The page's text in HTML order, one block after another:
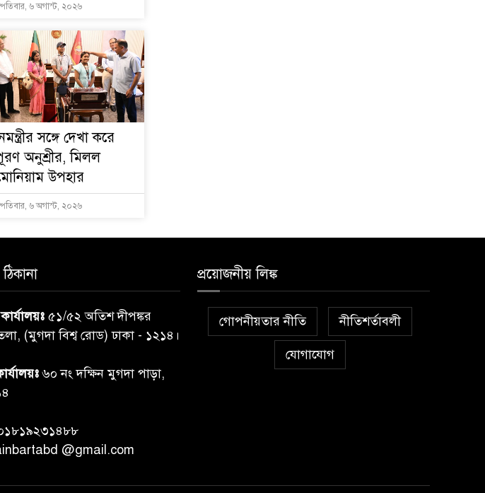
৬ অগাস্ট, ২০২৬
সঙ্গে দেখা করে
অনুশ্রীর, মিলল
উপহার
৬ অগাস্ট, ২০২৬
৫১/৫২ অতিশ দীপঙ্কর
(মুগদা বিশ্ব রোড) ঢাকা - ১২১৪।
৬০ নং দক্ষিন মুগদা পাড়া,
@gmail.com
প্রয়োজনীয় লিঙ্ক
গোপনীয়তার নীতি নীতিশর্তাবলী
যোগাযোগ